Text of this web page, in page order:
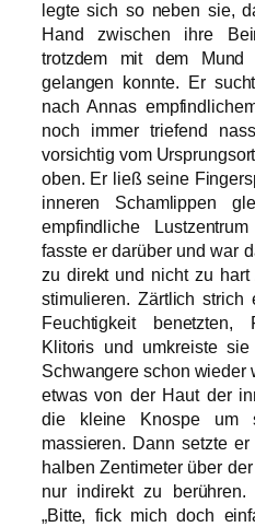
legte sich so neben sie,
Hand zwischen ihre
trotzdem mit dem
gelangen konnte. Er
nach Annas
noch immer triefend
vorsichtig vom
oben. Er ließ seine
inneren Schamlippen
empfindliche
fasste er darüber und war
zu direkt und nicht zu
stimulieren. Zärtlich
Feuchtigkeit
Klitoris und umkreiste
Schwangere schon wieder
etwas von der Haut der
die kleine Knospe um
massieren. Dann setzte
halben Zentimeter über
nur indirekt zu
„Bitte, fick mich doch